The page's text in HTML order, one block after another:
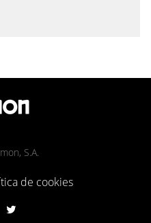
S.A.
de cookies